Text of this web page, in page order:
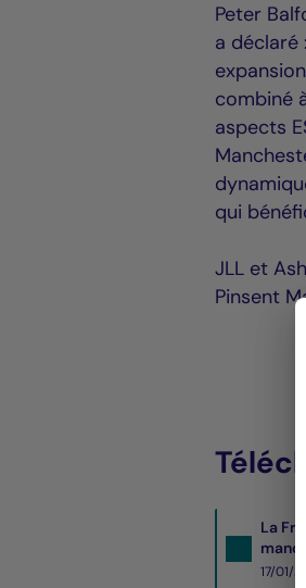
Peter
a déclaré
combiné
aspects
qui
JLL et
Pinsent
La
17/01/